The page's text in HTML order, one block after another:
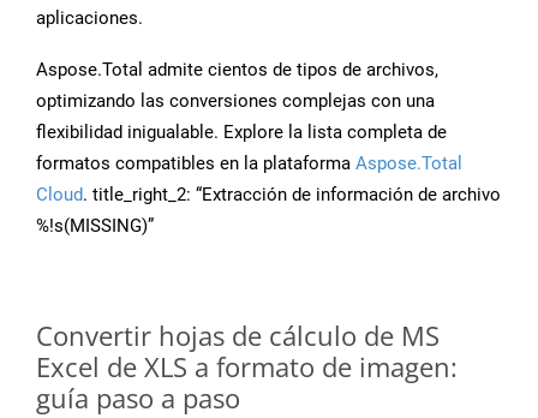
aplicaciones.
Aspose.Total admite cientos de tipos de archivos,
optimizando las conversiones complejas con una
flexibilidad inigualable. Explore la lista completa de
formatos compatibles en la plataforma Aspose.Total
Cloud. title_right_2: “Extracción de información de archivo
%!s(MISSING)”
Convertir hojas de cálculo de MS
Excel de XLS a formato de imagen:
guía paso a paso